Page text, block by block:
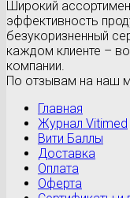
Широкий
эффективность
безукоризненный
каждом клиенте –
компании.
По отзывам на наш
Главная
Журнал Vitimed
Вити Баллы
Доставка
Оплата
Оферта